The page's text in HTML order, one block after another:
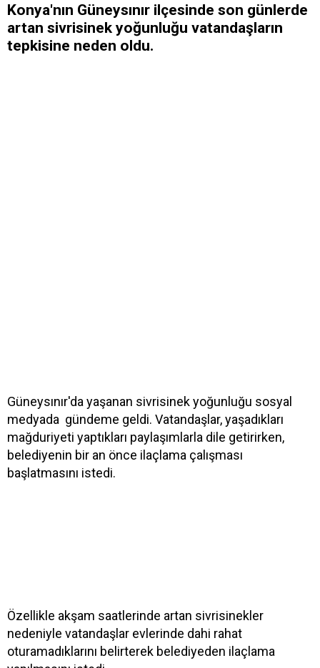
Konya'nın Güneysınır ilçesinde son günlerde
artan sivrisinek yoğunluğu vatandaşların
tepkisine neden oldu.
Güneysınır'da yaşanan sivrisinek yoğunluğu sosyal
medyada gündeme geldi. Vatandaşlar, yaşadıkları
mağduriyeti yaptıkları paylaşımlarla dile getirirken,
belediyenin bir an önce ilaçlama çalışması
başlatmasını istedi.
Özellikle akşam saatlerinde artan sivrisinekler
nedeniyle vatandaşlar evlerinde dahi rahat
oturamadıklarını belirterek belediyeden ilaçlama